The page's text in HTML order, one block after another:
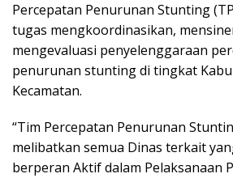
Percepatan Penurunan Stunting
tugas mengkoordinasikan,
mengevaluasi penyelenggaraan
penurunan stunting di tingkat
Kecamatan.
“Tim Percepatan Penurunan
melibatkan semua Dinas terkait
berperan Aktif dalam Pelaksanaan